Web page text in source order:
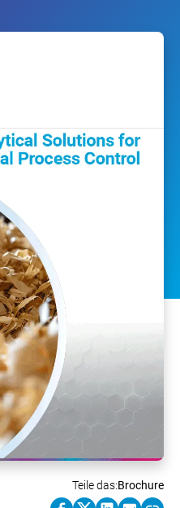
Teile das:Brochure